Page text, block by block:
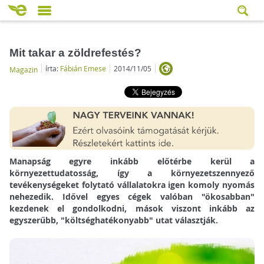
Mit takar a zöldrefestés?
Magazin írta: Fábián Emese 2014/11/05
Manapság egyre inkább előtérbe kerül a
környezettudatosság, így a környezetszennyező
tevékenységeket folytató vállalatokra igen komoly nyomás
nehezedik. Idővel egyes cégek valóban "ökosabban"
kezdenek el gondolkodni, mások viszont inkább az
egyszerűbb, "költséghatékonyabb" utat választják.